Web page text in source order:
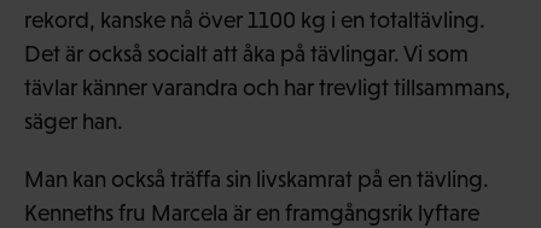
rekord, kanske nå över 1100 kg i en totaltävling.
Det är också socialt att åka på tävlingar. Vi som
tävlar känner varandra och har trevligt tillsammans,
säger han.
Man kan också träffa sin livskamrat på en tävling.
Kenneths fru Marcela är en framgångsrik lyftare